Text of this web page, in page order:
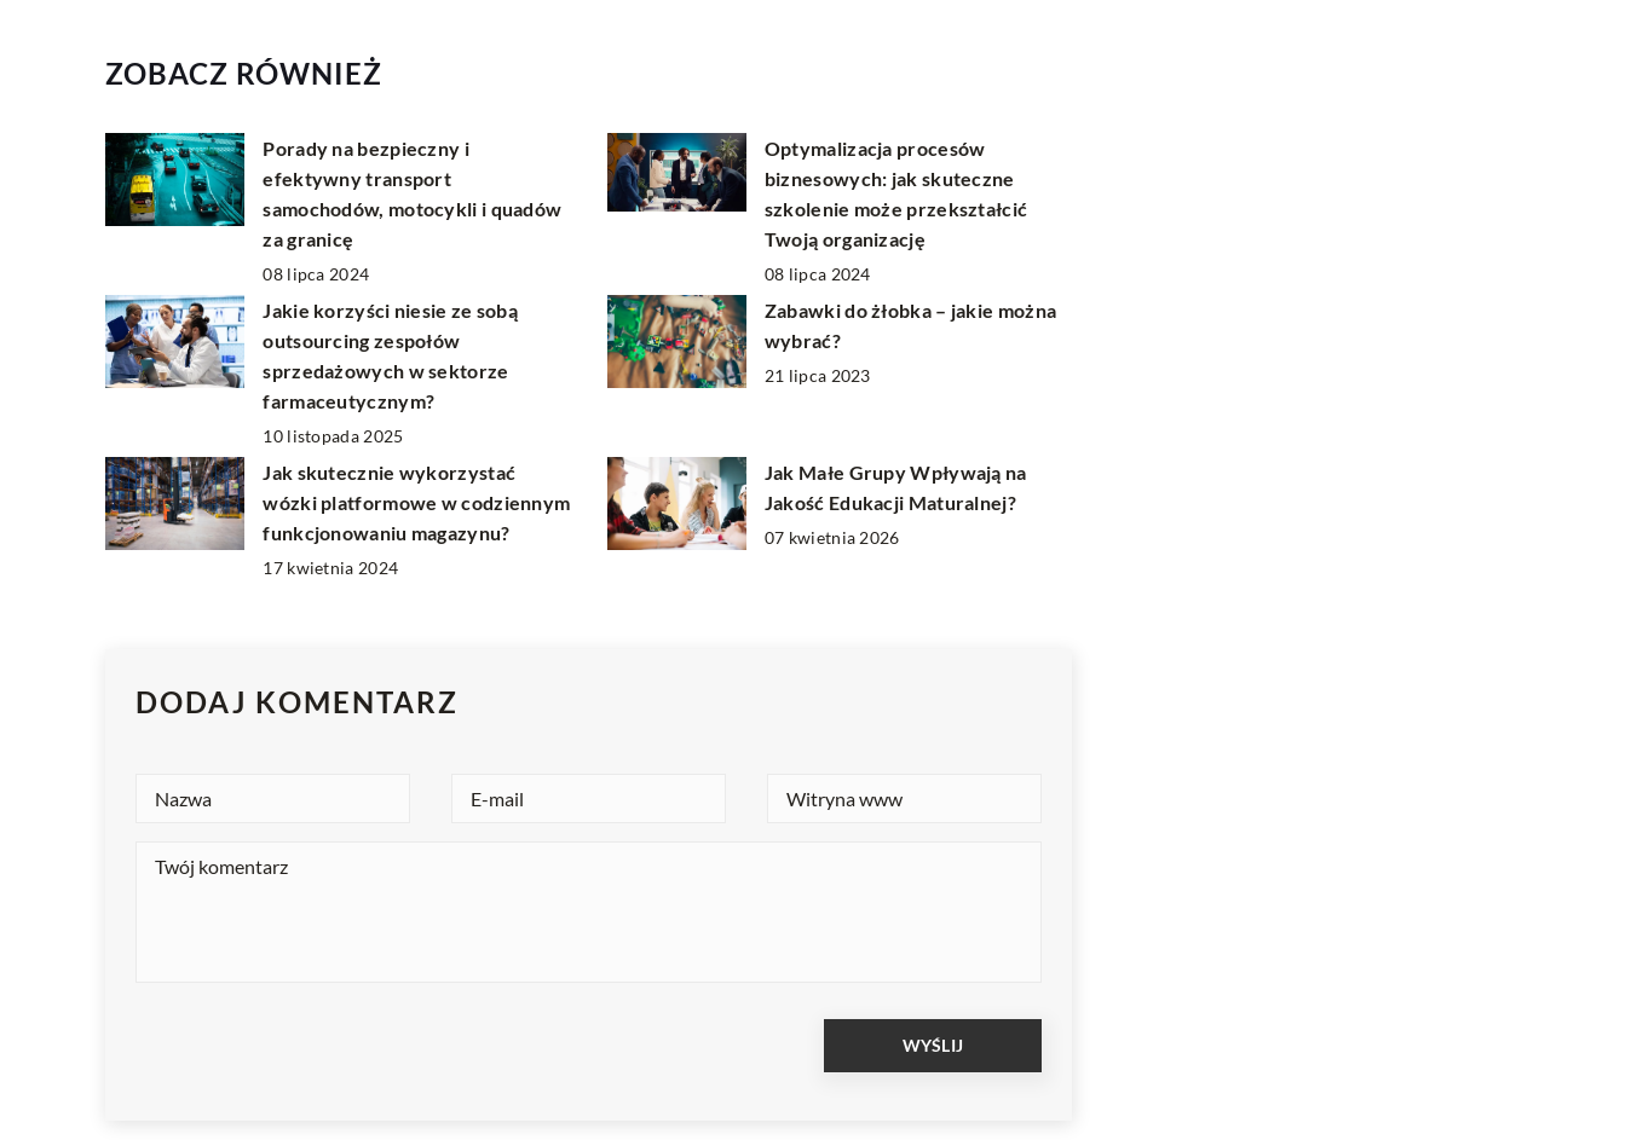
ZOBACZ RÓWNIEŻ
Porady na bezpieczny i
efektywny transport
samochodów, motocykli i quadów
za granicę
08 lipca 2024
Optymalizacja procesów
biznesowych: jak skuteczne
szkolenie może przekształcić
Twoją organizację
08 lipca 2024
Jakie korzyści niesie ze sobą
outsourcing zespołów
sprzedażowych w sektorze
farmaceutycznym?
10 listopada 2025
Zabawki do żłobka – jakie można
wybrać?
21 lipca 2023
Jak skutecznie wykorzystać
wózki platformowe w codziennym
funkcjonowaniu magazynu?
17 kwietnia 2024
Jak Małe Grupy Wpływają na
Jakość Edukacji Maturalnej?
07 kwietnia 2026
DODAJ KOMENTARZ